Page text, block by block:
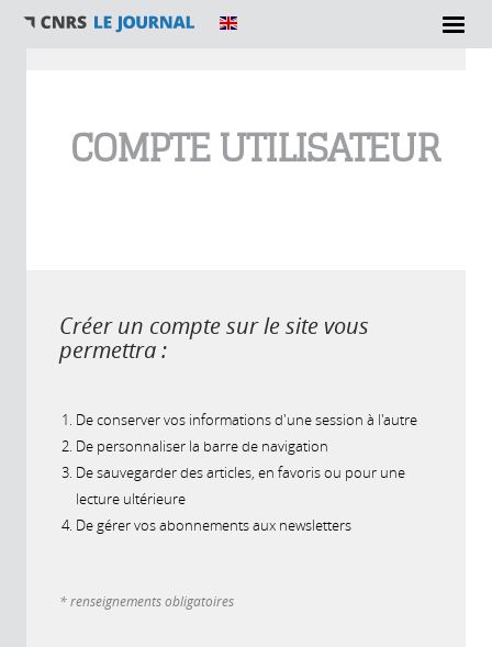
COMPTE UTILISATEUR
Créer un compte sur le site vous
permettra :
De conserver vos informations d'une session à l'autre
De personnaliser la barre de navigation
De sauvegarder des articles, en favoris ou pour une
lecture ultérieure
De gérer vos abonnements aux newsletters
* renseignements obligatoires